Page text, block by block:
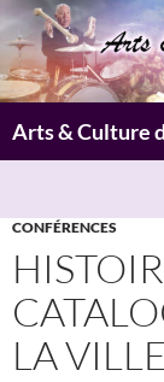
Aller
au
contenu
Arts & Culture
CONFÉRENCES
LA